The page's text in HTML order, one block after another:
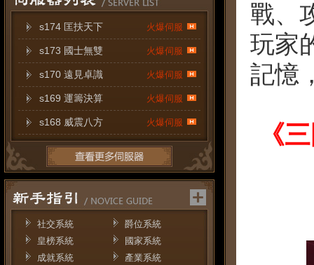
s174 匡扶天下 火爆伺服
s173 國士無雙 火爆伺服
s170 遠見卓識 火爆伺服
s169 運籌決算 火爆伺服
s168 威震八方 火爆伺服
社交系統
爵位系統
皇榜系統
國家系統
成就系統
產業系統
戰、
玩家
記憶
《